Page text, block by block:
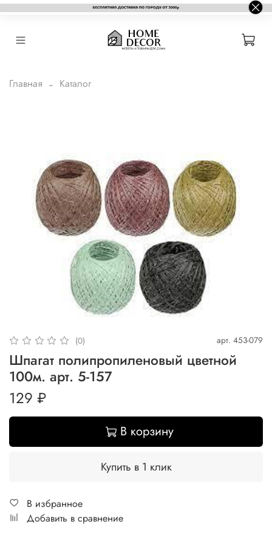
Главная Каталог
(0) арт. 453-079
Шпагат полипропиленовый цветной
100м. арт. 5-157
129 ₽
В корзину
Купить в 1 клик
В избранное
Добавить в сравнение